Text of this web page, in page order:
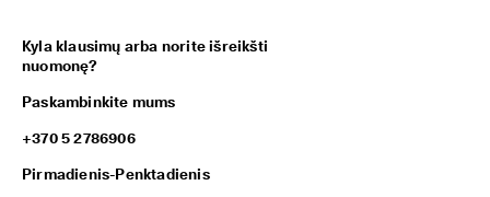
Kyla klausimų arba norite išreikšti
nuomonę?
Paskambinkite mums
+370 5 2786906
Pirmadienis-Penktadienis